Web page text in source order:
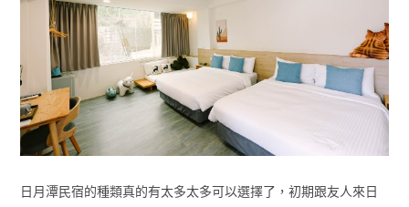
日月潭民宿的種類真的有太多太多可以選擇了，初期跟友人來日